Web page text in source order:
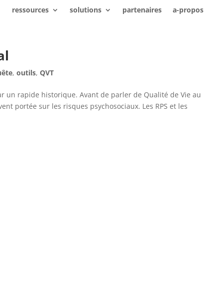
ressources solutions partenaires a-propos
,outils,QVT
un rapide historique. Avant de parler de Qualité de Vie au
portée sur les risques psychosociaux. Les RPS et les